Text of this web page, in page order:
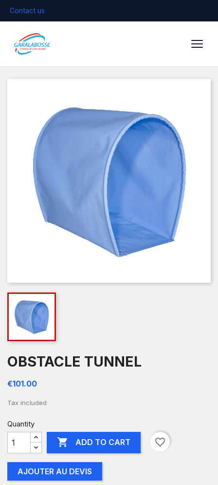
Contact us
OBSTACLE TUNNEL
€101.00
Tax included
Quantity
 ADD TO CART favorite_border
AJOUTER AU DEVIS